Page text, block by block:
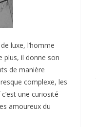
luxe, l’homme
plus, il donne son
de manière
complexe, les
une curiosité
amoureux du